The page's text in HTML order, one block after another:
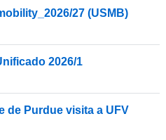
27 (USMB)
2026/1
de Purdue visita a UFV